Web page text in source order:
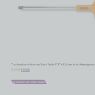
Torx haakse stiftsleutel Beta Tools 97TTX T30 met krachthandgreep
€22,87 € 20,58
Toevoegen aan winkelwagen